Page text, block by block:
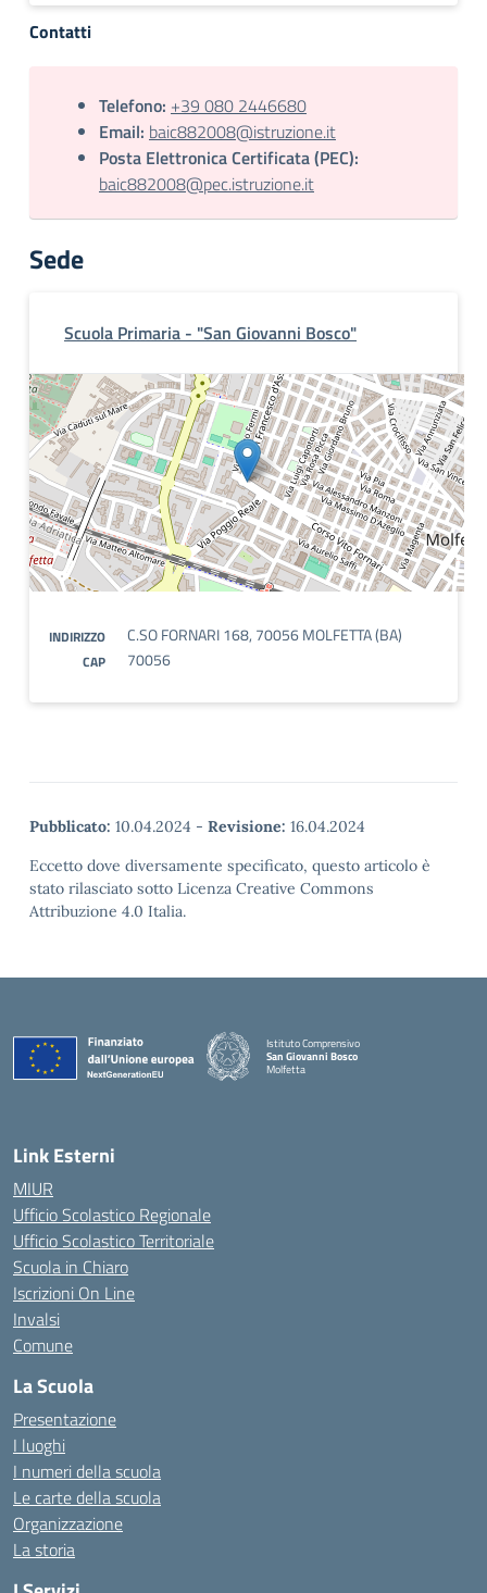
Contatti
Telefono: +39 080 2446680
Email: baic882008@istruzione.it
Posta Elettronica Certificata (PEC):
baic882008@pec.istruzione.it
Sede
Scuola Primaria - "San Giovanni Bosco"
INDIRIZZO C.SO FORNARI 168, 70056 MOLFETTA (BA)
CAP 70056
Pubblicato: 10.04.2024 - Revisione: 16.04.2024
Eccetto dove diversamente specificato, questo articolo è
stato rilasciato sotto Licenza Creative Commons
Attribuzione 4.0 Italia.
Istituto Comprensivo
San Giovanni Bosco
Molfetta
Link Esterni
MIUR
Ufficio Scolastico Regionale
Ufficio Scolastico Territoriale
Scuola in Chiaro
Iscrizioni On Line
Invalsi
Comune
La Scuola
Presentazione
I luoghi
I numeri della scuola
Le carte della scuola
Organizzazione
La storia